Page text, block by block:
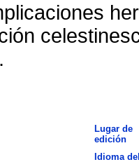
Lugar de
edición
Idioma